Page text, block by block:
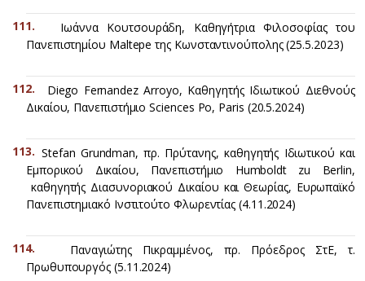
Ιωάννα Κουτσουράδη, Καθηγήτρια Φιλοσοφίας του
Πανεπιστημίου Maltepe της Κωνσταντινούπολης (25.5.2023)
Diego Fernandez Arroyo, Καθηγητής Ιδιωτικού Διεθνούς
Δικαίου, Πανεπιστήμιο Sciences Po, Paris (20.5.2024)
Stefan Grundman, πρ. Πρύτανης, καθηγητής Ιδιωτικού και
Εμπορικού Δικαίου, Πανεπιστήμιο Humboldt zu Berlin,
καθηγητής Διασυνοριακού Δικαίου και Θεωρίας, Ευρωπαϊκό
Πανεπιστημιακό Ινστιτούτο Φλωρεντίας (4.11.2024)
Παναγιώτης Πικραμμένος, πρ. Πρόεδρος ΣτΕ, τ.
Πρωθυπουργός (5.11.2024)